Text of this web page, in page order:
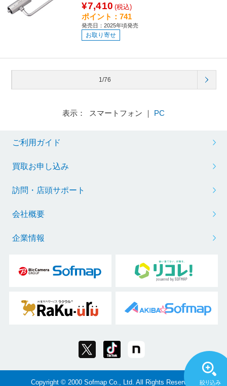
¥7,410 (税込)
ポイント：741
発売日：2025年頃発売
お取り寄せ
1/76
表示： スマートフォン ｜ PC
ご利用ガイド
買取お申し込み
訪問・店頭サポート
会社概要
企業情報
Copyright © 2000 Sofmap Co., Ltd. All Rights Reserved.